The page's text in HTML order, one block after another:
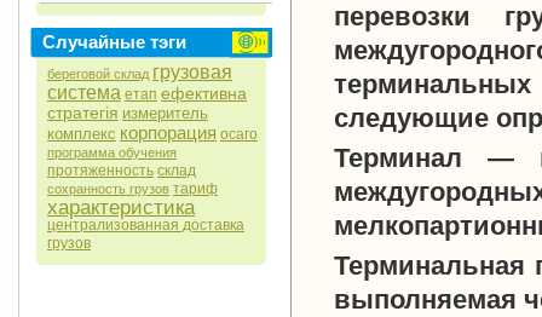
Случайные тэги
береговой склад грузовая
система етап ефективна
стратегія измеритель
комплекс корпорация осаго
программа обучения
протяженность склад
сохранность грузов тариф
характеристика
централизованная доставка
грузов
перевозки
следующие
Терминал —
Терминальная
выполняемая